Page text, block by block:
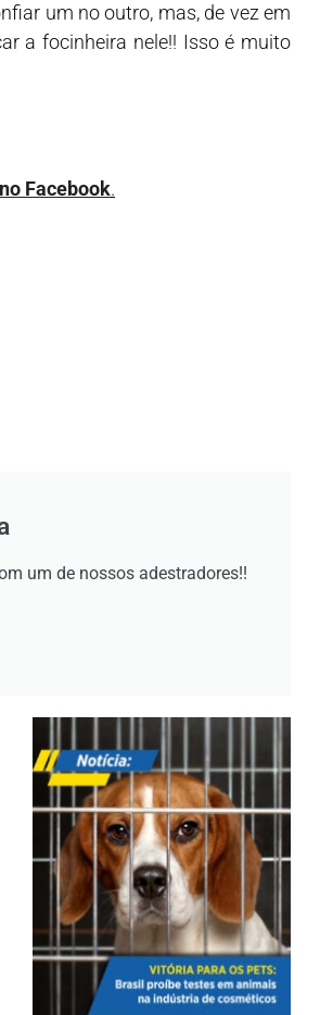
um no outro, mas, de vez em
a focinheira nele!! Isso é muito
Facebook.
um de nossos adestradores!!